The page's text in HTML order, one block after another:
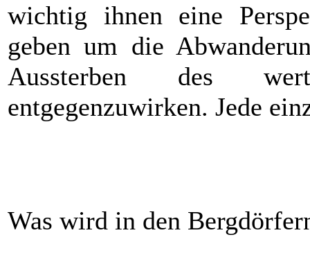
wichtig ihnen eine
geben um die
Aussterben des
entgegenzuwirken. Jede
Was wird in den